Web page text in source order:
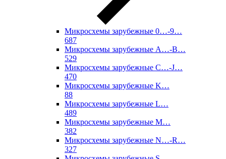
Микросхемы зарубежные 0…-9…
687
Микросхемы зарубежные A…-B…
529
Микросхемы зарубежные C…-J…
470
Микросхемы зарубежные K…
88
Микросхемы зарубежные L…
489
Микросхемы зарубежные M…
382
Микросхемы зарубежные N…-R…
327